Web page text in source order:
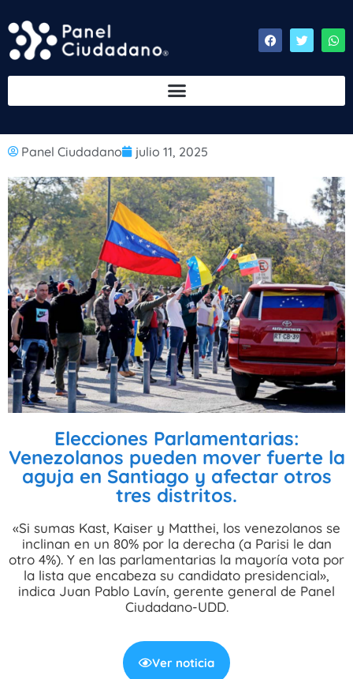
Panel Ciudadano julio 11, 2025
Elecciones Parlamentarias:
Venezolanos pueden mover fuerte la
aguja en Santiago y afectar otros
tres distritos.
«Si sumas Kast, Kaiser y Matthei, los venezolanos se
inclinan en un 80% por la derecha (a Parisi le dan
otro 4%). Y en las parlamentarias la mayoría vota por
la lista que encabeza su candidato presidencial»,
indica Juan Pablo Lavín, gerente general de Panel
Ciudadano-UDD.
Ver noticia